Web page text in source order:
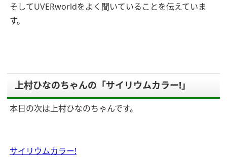
そしてUVERworldをよく聞いていることを伝えていま
す。
上村ひなのちゃんの「サイリウムカラー!」
本日の次は上村ひなのちゃんです。
サイリウムカラー!